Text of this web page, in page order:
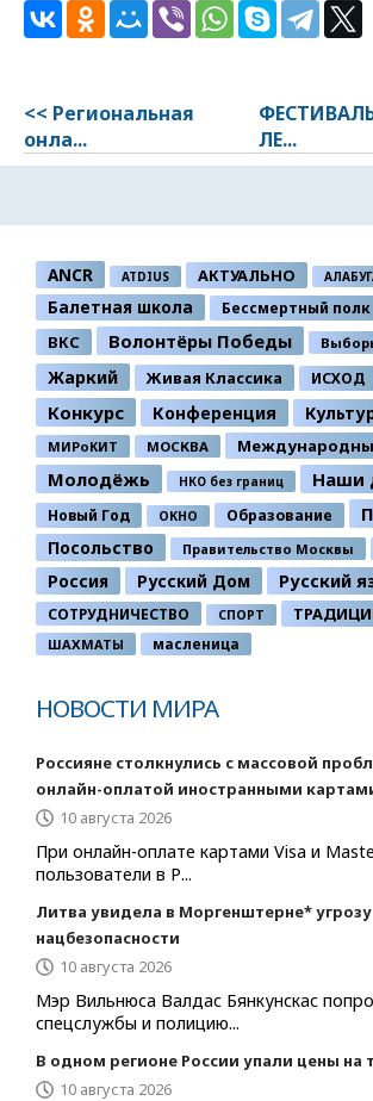
<< Региональная
онла...
ЛЕ...
ANCR ATDIUS АКТУАЛЬНО
Балетная школа Бессмертный полк
ВКС Волонтёры Победы
Жаркий Живая Классика ИСХОД
Конкурс Конференция
МИРоКИТ МОСКВА
Молодёжь НКО без границ Наши
Новый Год ОКНО Образование
Посольство Правительство Москвы
Россия Русский Дом Русский
СОТРУДНИЧЕСТВО СПОРТ
ШАХМАТЫ масленица
НОВОСТИ МИРА
Россияне столкнулись с массовой
онлайн-оплатой иностранными
10 августа 2026
При онлайн-оплате картами Visa и
пользователи в Р...
Литва увидела в Моргенштерне* угрозу
нацбезопасности
10 августа 2026
Мэр Вильнюса Валдас Бянкунскас
спецслужбы и полицию...
В одном регионе России упали цены на
10 августа 2026